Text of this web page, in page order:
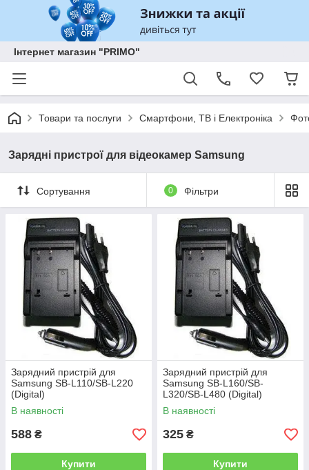
Інтернет магазин "PRIMO"
Товари та послуги Смартфони, ТВ і Електроніка
Зарядні пристрої для відеокамер Samsung
Сортування 0 Фільтри
Зарядний пристрій для
Samsung SB-L110/SB-L220
(Digital)
В наявності
588 ₴
Купити
Зарядний пристрій для
Samsung SB-L160/SB-
L320/SB-L480 (Digital)
В наявності
325 ₴
Купити